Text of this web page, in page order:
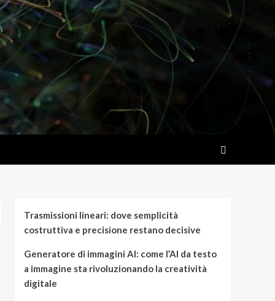
Trasmissioni lineari: dove semplicità
costruttiva e precisione restano decisive
Generatore di immagini AI: come l’AI da testo
a immagine sta rivoluzionando la creatività
digitale